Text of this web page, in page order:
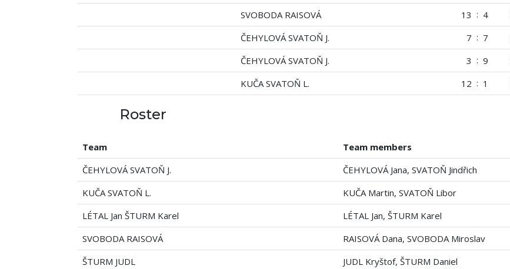
SVOBODA RAISOVÁ
13 : 4
ČEHYLOVÁ SVATOŇ J.
7 : 7
ČEHYLOVÁ SVATOŇ J.
3 : 9
KUČA SVATOŇ L.
12 : 1
Roster
Team
Team members
ČEHYLOVÁ SVATOŇ J.
ČEHYLOVÁ Jana, SVATOŇ Jindřich
KUČA SVATOŇ L.
KUČA Martin, SVATOŇ Libor
LÉTAL Jan ŠTURM Karel
LÉTAL Jan, ŠTURM Karel
SVOBODA RAISOVÁ
RAISOVÁ Dana, SVOBODA Miroslav
ŠTURM JUDL
JUDL Kryštof, ŠTURM Daniel